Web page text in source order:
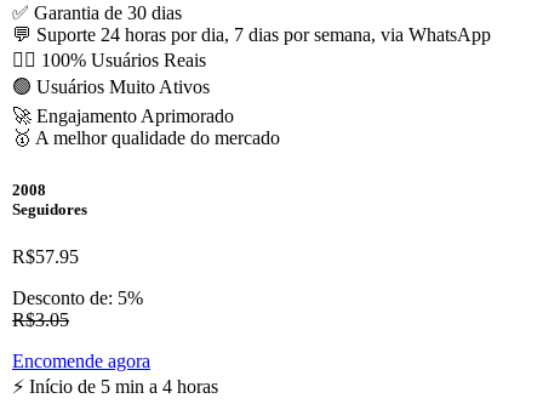
✅ Garantia de 30 dias
💬 Suporte 24 horas por dia, 7 dias por semana, via WhatsApp
🙋‍♂️ 100% Usuários Reais
🟢 Usuários Muito Ativos
🚀 Engajamento Aprimorado
🥇 A melhor qualidade do mercado
2008
Seguidores
R$57.95
Desconto de: 5%
R$3.05
Encomende agora
⚡️ Início de 5 min a 4 horas